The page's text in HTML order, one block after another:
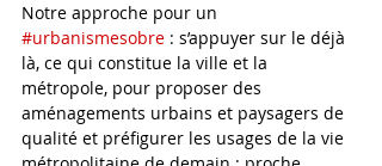
Notre approche pour un
#urbanismesobre : s’appuyer sur le déjà
là, ce qui constitue la ville et la
métropole, pour proposer des
aménagements urbains et paysagers de
qualité et préfigurer les usages de la vie